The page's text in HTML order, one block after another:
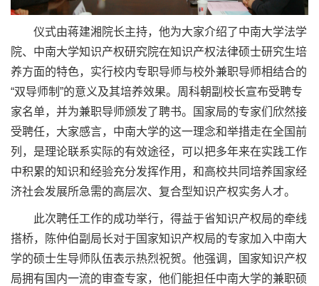
仪式由蒋建湘院长主持，他为大家介绍了中南大学法学
院、中南大学知识产权研究院在知识产权法律硕士研究生培
养方面的特色，实行校内专职导师与校外兼职导师相结合的
“双导师制”的意义及其培养效果。周科朝副校长宣布受聘专
家名单，并为兼职导师颁发了聘书。国家局的专家们欣然接
受聘任，大家感言，中南大学的这一理念和举措走在全国前
列，是理论联系实际的有效途径，可以把多年来在实践工作
中积累的知识和经验充分发挥作用，和高校共同培养国家经
济社会发展所急需的高层次、复合型知识产权实务人才。
此次聘任工作的成功举行，得益于省知识产权局的牵线
搭桥，陈仲伯副局长对于国家知识产权局的专家加入中南大
学的硕士生导师队伍表示热烈祝贺。他强调，国家知识产权
局拥有国内一流的审查专家，他们能担任中南大学的兼职硕